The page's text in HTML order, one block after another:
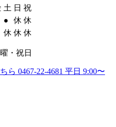
土 日 祝
● 休 休
休 休 休
・祝日
ら 0467-22-4681 平日 9:00〜